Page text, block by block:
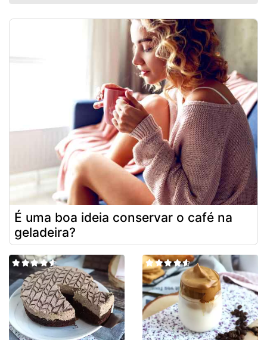
É uma boa ideia conservar o café na
geladeira?